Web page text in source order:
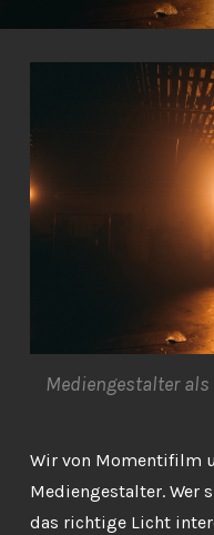
Mediengestalter
Wir von Momentifilm
Mediengestalter. Wer
das richtige Licht